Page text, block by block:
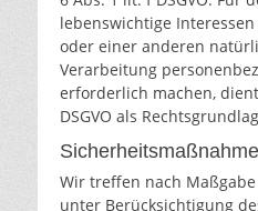
lebenswichtige
oder einer anderen
Verarbeitung
erforderlich machen,
DSGVO als
Wir treffen nach Maßgabe
unter Berücksichtigung